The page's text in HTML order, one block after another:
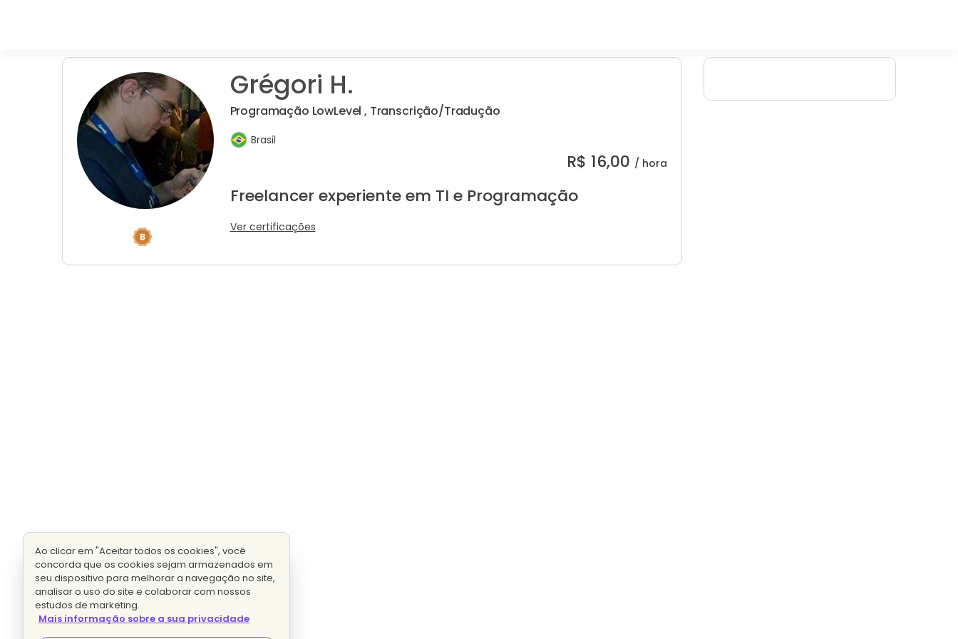
Grégori H.
Programação LowLevel , Transcrição/Tradução
Brasil
R$ 16,00 / hora
Freelancer experiente em TI e Programação
Ver certificações
Ao clicar em "Aceitar todos os cookies", você
concorda que os cookies sejam armazenados em
seu dispositivo para melhorar a navegação no site,
analisar o uso do site e colaborar com nossos
estudos de marketing.
Mais informação sobre a sua privacidade